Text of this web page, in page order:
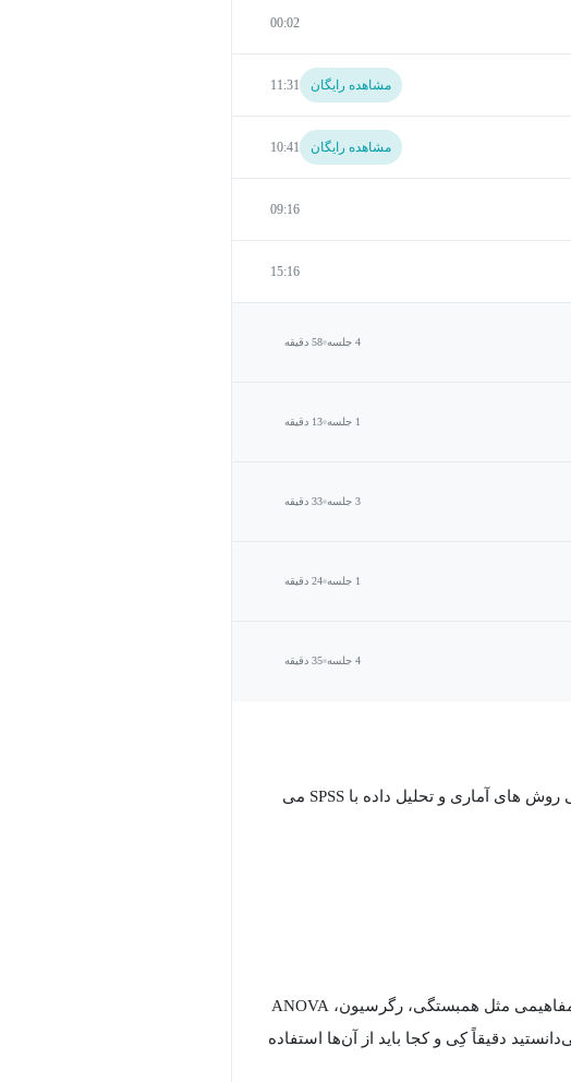
00:02
مشاهده رایگان 11:31
مشاهده رایگان 10:41
09:16
15:16
4 جلسه 58 دقیقه
1 جلسه 13 دقیقه
3 جلسه 33 دقیقه
1 جلسه 24 دقیقه
4 جلسه 35 دقیقه
جهت فراگیری دقیق تر مباحث نیازمند یادگیری آموزش مقدماتی روش های آماری و تحلیل داده با SPSS می
اگر همیشه در تحلیل داده‌ها، پایان‌نامه یا مقاله‌های پژوهشی با مفاهیمی مثل همبستگی، رگرسیون، ANOVA
دقیقاً کِی و کجا باید از آن‌ها استفاده